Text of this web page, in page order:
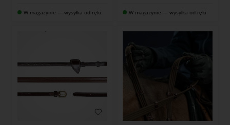
W magazynie — wysyłka od ręki W magazynie — wysyłka od ręki